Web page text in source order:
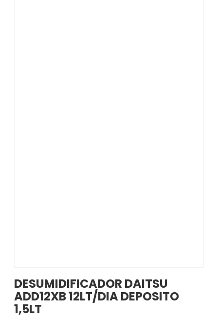
DESUMIDIFICADOR DAITSU
ADD12XB 12LT/DIA DEPOSITO
1,5LT